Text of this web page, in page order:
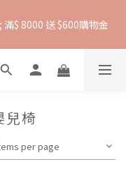
EDI超純水溼紙巾
滿$ 8000 送 $600購物金
滿 $10,000 送 $888 購
EDI超純水溼紙巾
兒椅
per page